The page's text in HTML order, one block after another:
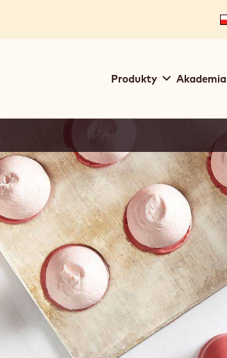
navigation
Produkty Akademia